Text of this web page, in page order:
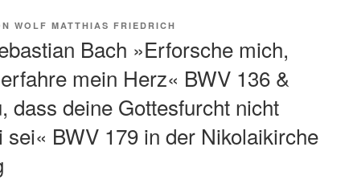
WOLF MATTHIAS FRIEDRICH
Bach »Erforsche mich,
mein Herz« BWV 136 &
dass deine Gottesfurcht nicht
sei« BWV 179 in der Nikolaikirche